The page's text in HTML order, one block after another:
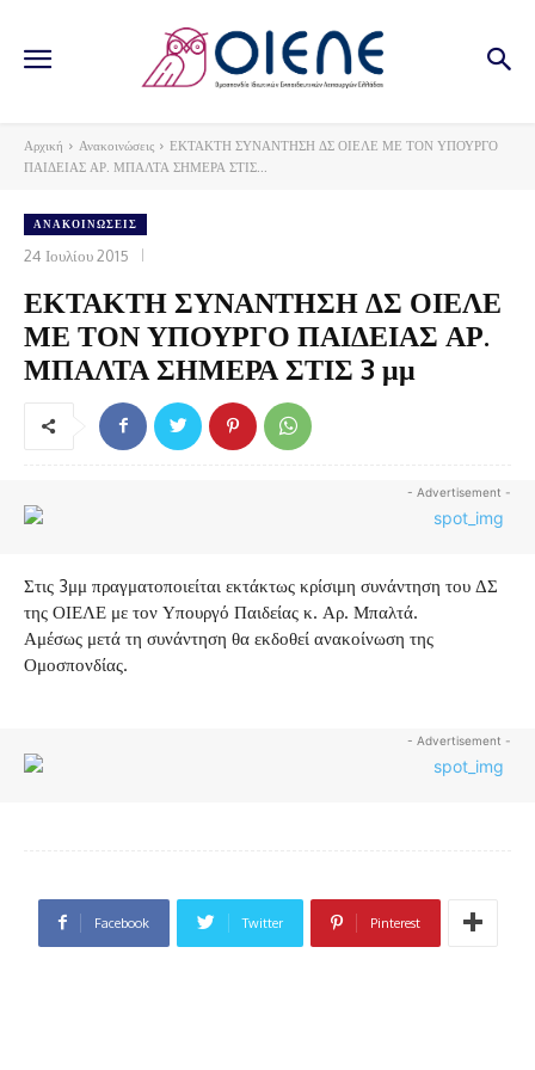
Αρχική Ανακοινώσεις
ΕΚΤΑΚΤΗ ΣΥΝΑΝΤΗΣΗ ΔΣ ΟΙΕΛΕ ΜΕ ΤΟΝ ΥΠΟΥΡΓΟ
ΠΑΙΔΕΙΑΣ ΑΡ. ΜΠΑΛΤΑ ΣΗΜΕΡΑ ΣΤΙΣ...
ΑΝΑΚΟΙΝΏΣΕΙΣ
24 Ιουλίου 2015
ΕΚΤΑΚΤΗ ΣΥΝΑΝΤΗΣΗ ΔΣ ΟΙΕΛΕ
ΜΕ ΤΟΝ ΥΠΟΥΡΓΟ ΠΑΙΔΕΙΑΣ ΑΡ.
ΜΠΑΛΤΑ ΣΗΜΕΡΑ ΣΤΙΣ 3 μμ
- Advertisement -
Στις 3μμ πραγματοποιείται εκτάκτως κρίσιμη συνάντηση του ΔΣ
της ΟΙΕΛΕ με τον Υπουργό Παιδείας κ. Αρ. Μπαλτά.
Αμέσως μετά τη συνάντηση θα εκδοθεί ανακοίνωση της
Ομοσπονδίας.
- Advertisement -
Facebook Twitter Pinterest